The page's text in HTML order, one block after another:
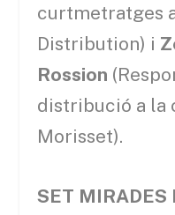
curtmetratges
Distribution) i
Rossion
distribució a la
Morisset).
SET MIRADES